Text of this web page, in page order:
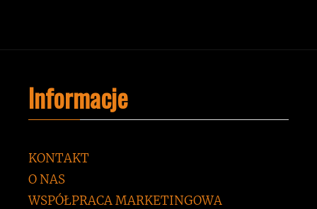
Informacje
KONTAKT
O NAS
WSPÓŁPRACA MARKETINGOWA